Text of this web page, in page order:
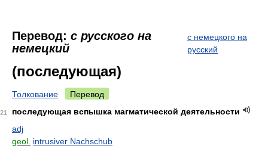
Перевод: с русского на
немецкий
с немецкого на
русский
(последующая)
Толкование Перевод
21
последующая вспышка магматической деятельности
adj
geol. intrusiver Nachschub